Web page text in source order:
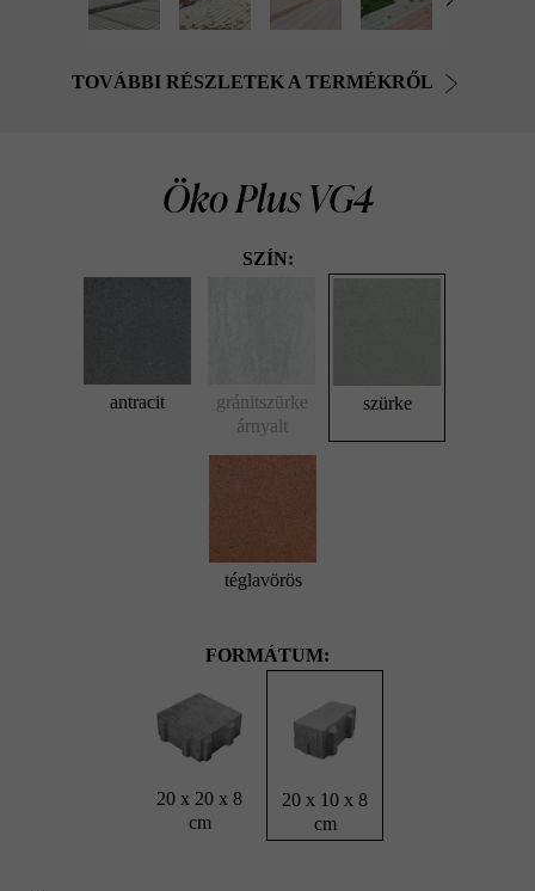
TOVÁBBI RÉSZLETEK A TERMÉKRŐL
Öko Plus VG4
SZÍN:
antracit
gránitszürke
árnyalt
szürke
téglavörös
FORMÁTUM:
20 x 20 x 8
cm
20 x 10 x 8
cm